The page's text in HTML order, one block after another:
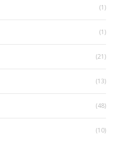
(1)
(1)
(21)
(13)
(48)
(10)